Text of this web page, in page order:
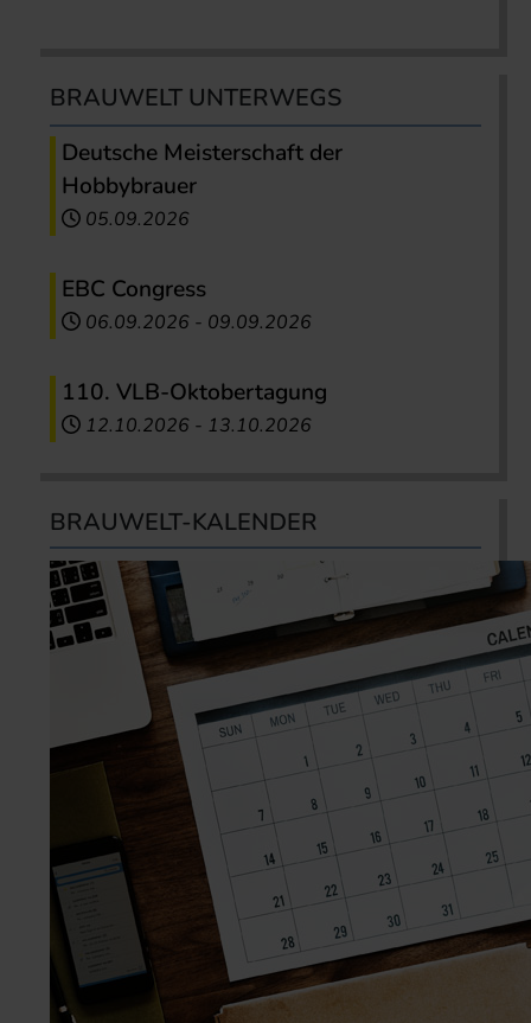
BRAUWELT UNTERWEGS
Deutsche Meisterschaft der
Hobbybrauer
05.09.2026
EBC Congress
06.09.2026 - 09.09.2026
110. VLB-Oktobertagung
12.10.2026 - 13.10.2026
BRAUWELT-KALENDER